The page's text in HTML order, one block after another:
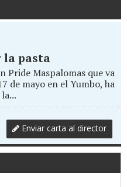
la pasta
Pride Maspalomas que va
de mayo en el Yumbo, ha
Enviar carta al director